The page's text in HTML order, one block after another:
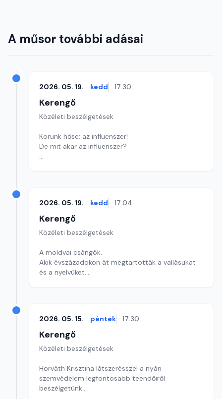
A műsor további adásai
2026. 05. 19. kedd 17:30
Kerengő
Közéleti beszélgetések
Korunk hőse: az influenszer!
De mit akar az influenszer?
2026. 05. 19. kedd 17:04
Kerengő
Közéleti beszélgetések
A moldvai csángók.
Akik évszázadokon át megtartották a vallásukat
és a nyelvüket.
2026. 05. 15. péntek 17:30
Kerengő
Közéleti beszélgetések
Horváth Krisztina látszerésszel a nyári
szemvédelem legfontosabb teendőiről
beszélgetünk